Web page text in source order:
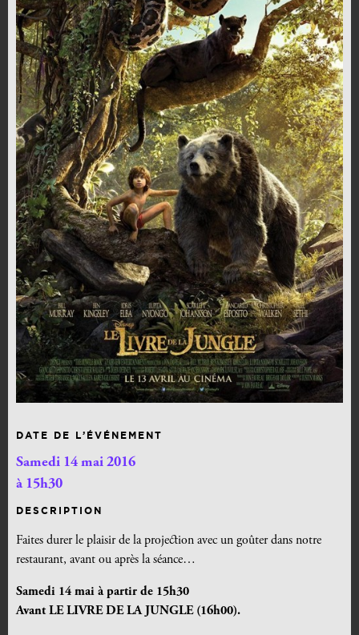
DATE DE L’ÉVÉNEMENT
Samedi 14 mai 2016
à 15h30
DESCRIPTION
Faites durer le plaisir de la projection avec un goûter dans notre
restaurant, avant ou après la séance…
Samedi 14 mai à partir de 15h30
Avant LE LIVRE DE LA JUNGLE (16h00).